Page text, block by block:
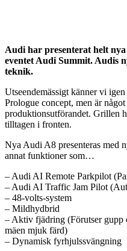
Audi har presenterat helt
eventet Audi Summit. Audis
teknik.
Utseendemässigt känner vi
Prologue concept, men är
produktionsutförandet. Grillen
tilltagen i fronten.
Nya Audi A8 presenteras med
annat funktioner som…
– Audi AI Remote Parkpilot
– Audi AI Traffic Jam Pilot
– 48-volts-system
– Mildhydbrid
– Aktiv fjädring (Förutser gupp
mäen mjuk färd)
– Dynamisk fyrhjulssvängning